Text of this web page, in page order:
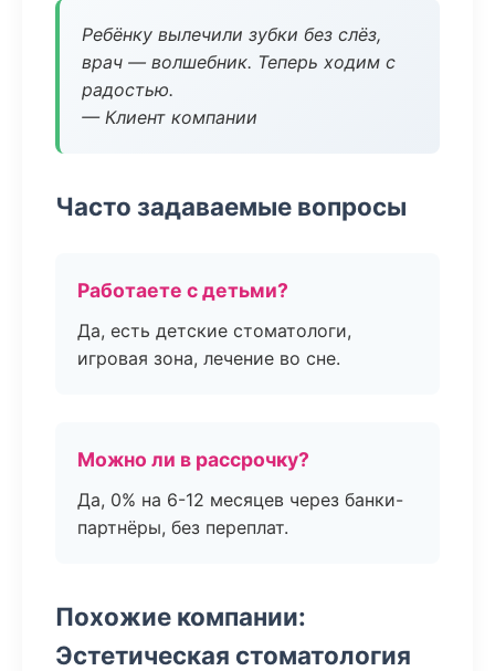
Ребёнку вылечили зубки без слёз,
врач — волшебник. Теперь ходим с
радостью.
— Клиент компании
Часто задаваемые вопросы
Работаете с детьми?
Да, есть детские стоматологи,
игровая зона, лечение во сне.
Можно ли в рассрочку?
Да, 0% на 6-12 месяцев через банки-
партнёры, без переплат.
Похожие компании:
Эстетическая стоматология